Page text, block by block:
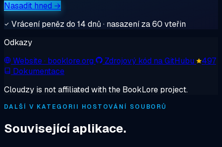
Nasadit hned →
Vrácení peněz do 14 dnů · nasazení za 60 vteřin
Odkazy
Website· booklore.org Zdrojový kód na GitHubu
497
Dokumentace
Cloudzy is not affiliated with the BookLore project.
DALŠÍ V KATEGORII HOSTOVÁNÍ SOUBORŮ
Související aplikace.